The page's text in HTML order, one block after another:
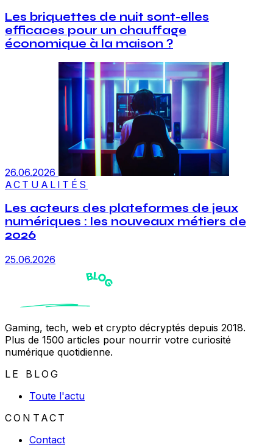
Les briquettes de nuit sont-elles
efficaces pour un chauffage
économique à la maison ?
26.06.2026
ACTUALITÉS
Les acteurs des plateformes de jeux
numériques : les nouveaux métiers de
2026
25.06.2026
Gaming, tech, web et crypto décryptés depuis 2018.
Plus de 1500 articles pour nourrir votre curiosité
numérique quotidienne.
LE BLOG
Toute l'actu
CONTACT
Contact